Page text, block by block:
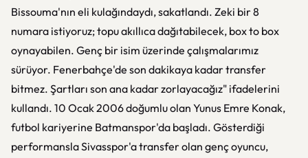
Bissouma'nın eli kulağındaydı, sakatlandı. Zeki bir 8
numara istiyoruz; topu akıllıca dağıtabilecek, box to box
oynayabilen. Genç bir isim üzerinde çalışmalarımız
sürüyor. Fenerbahçe'de son dakikaya kadar transfer
bitmez. Şartları son ana kadar zorlayacağız" ifadelerini
kullandı. 10 Ocak 2006 doğumlu olan Yunus Emre Konak,
futbol kariyerine Batmanspor'da başladı. Gösterdiği
performansla Sivasspor'a transfer olan genç oyuncu,